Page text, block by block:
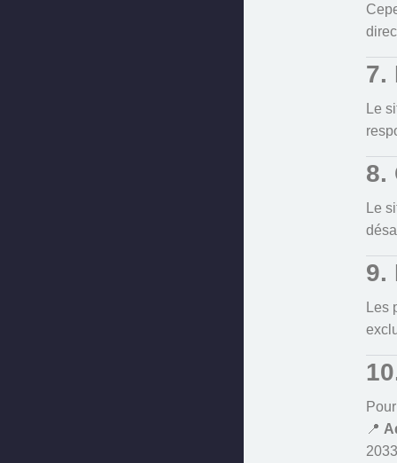
7.
Le
8.
Le
9.
Les
📍